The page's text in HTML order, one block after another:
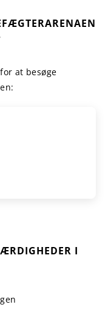
at besøge
I